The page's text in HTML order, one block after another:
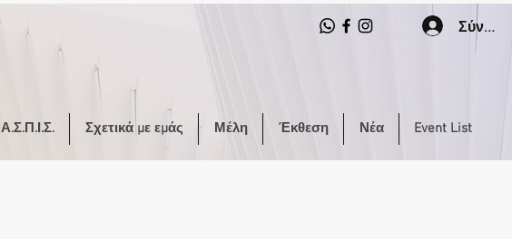
Σύνδεση
Α.Σ.Π.Ι.Σ. Σχετικά με εμάς Μέλη Έκθεση Νέα Event List